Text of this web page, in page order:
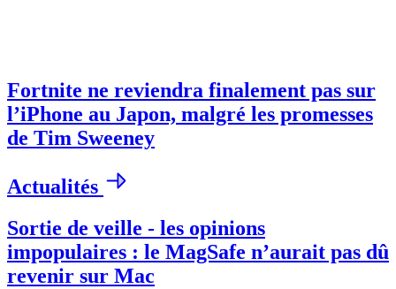
Fortnite ne reviendra finalement pas sur
l’iPhone au Japon, malgré les promesses
de Tim Sweeney
Actualités
Sortie de veille - les opinions
impopulaires : le MagSafe n’aurait pas dû
revenir sur Mac